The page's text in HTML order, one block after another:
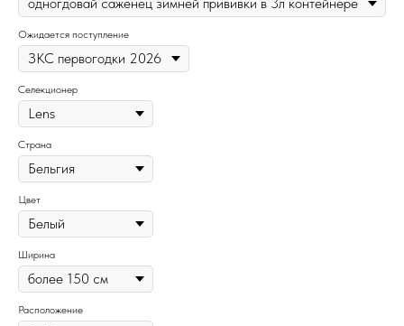
Ожидается поступление
Селекционер
Страна
Цвет
Ширина
Расположение